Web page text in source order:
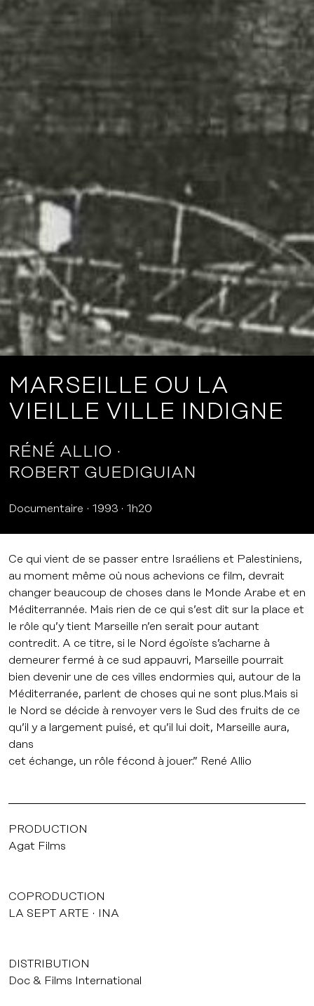
MARSEILLE OU LA
VIEILLE VILLE INDIGNE
RÉNÉ ALLIO
ROBERT GUEDIGUIAN
Documentaire 1993 1h20
Ce qui vient de se passer entre Israéliens et Palestiniens,
au moment même où nous achevions ce film, devrait
changer beaucoup de choses dans le Monde Arabe et en
Méditerrannée. Mais rien de ce qui s’est dit sur la place et
le rôle qu’y tient Marseille n’en serait pour autant
contredit. A ce titre, si le Nord égoïste s’acharne à
demeurer fermé à ce sud appauvri, Marseille pourrait
bien devenir une de ces villes endormies qui, autour de la
Méditerranée, parlent de choses qui ne sont plus.Mais si
le Nord se décide à renvoyer vers le Sud des fruits de ce
qu’il y a largement puisé, et qu’il lui doit, Marseille aura,
dans
cet échange, un rôle fécond à jouer.” René Allio
PRODUCTION
Agat Films
COPRODUCTION
LA SEPT ARTE
INA
DISTRIBUTION
Doc & Films International